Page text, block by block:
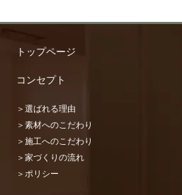
トップページ
コンセプト
＞選ばれる理由
＞素材へのこだわり
＞施工へのこだわり
＞家づくりの流れ
＞ポリシー